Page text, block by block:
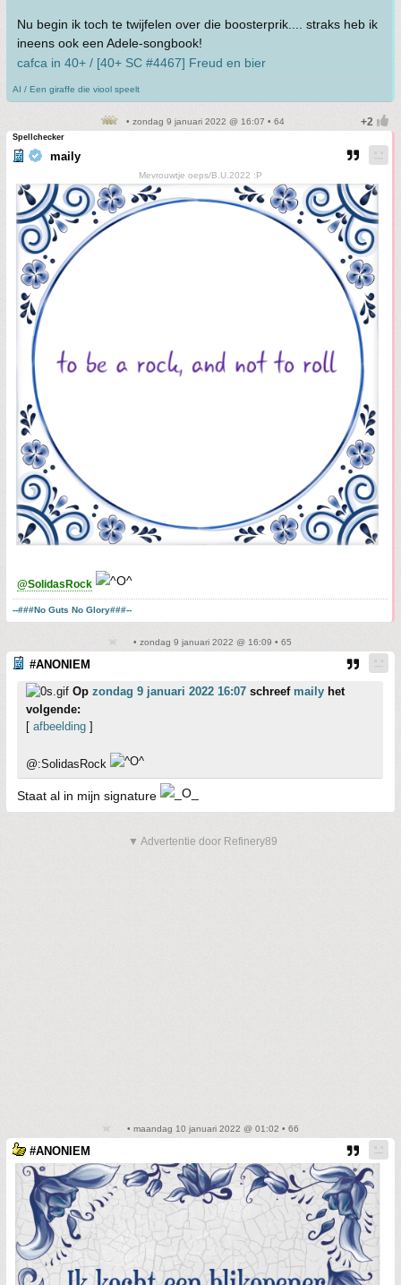
Nu begin ik toch te twijfelen over die boosterprik.... straks heb ik
ineens ook een Adele-songbook!
cafca in 40+ / [40+ SC #4467] Freud en bier
AI / Een giraffe die viool speelt
• zondag 9 januari 2022 @ 16:07 • 64
Spellchecker
maily
Mevrouwtje oeps/B.U.2022 :P
@SolidasRock
--###No Guts No Glory###--
• zondag 9 januari 2022 @ 16:09 • 65
#ANONIEM
Op zondag 9 januari 2022 16:07 schreef maily het
volgende:
[ afbeelding ]
@:SolidasRock
Staat al in mijn signature
▼ Advertentie door Refinery89
• maandag 10 januari 2022 @ 01:02 • 66
#ANONIEM